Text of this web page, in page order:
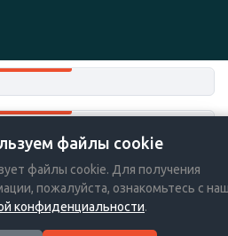
файлы cookie
файлы cookie. Для получения
пожалуйста, ознакомьтесь с
конфиденциальности.